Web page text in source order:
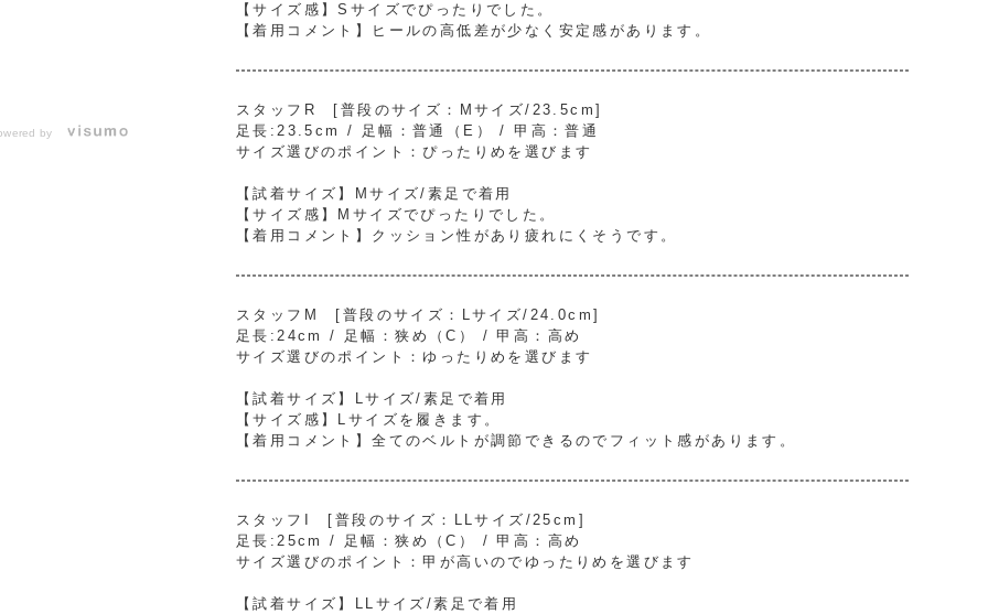
by
【サイズ感】Sサイズでぴったりでした。
【着用コメント】ヒールの高低差が少なく安定感があります。
スタッフR [普段のサイズ：Mサイズ/23.5cm]
足長:23.5cm / 足幅：普通（E） / 甲高：普通
サイズ選びのポイント：ぴったりめを選びます
【試着サイズ】Mサイズ/素足で着用
【サイズ感】Mサイズでぴったりでした。
【着用コメント】クッション性があり疲れにくそうです。
スタッフM [普段のサイズ：Lサイズ/24.0cm]
足長:24cm / 足幅：狭め（C） / 甲高：高め
サイズ選びのポイント：ゆったりめを選びます
【試着サイズ】Lサイズ/素足で着用
【サイズ感】Lサイズを履きます。
【着用コメント】全てのベルトが調節できるのでフィット感があります。
スタッフI [普段のサイズ：LLサイズ/25cm]
足長:25cm / 足幅：狭め（C） / 甲高：高め
サイズ選びのポイント：甲が高いのでゆったりめを選びます
【試着サイズ】LLサイズ/素足で着用